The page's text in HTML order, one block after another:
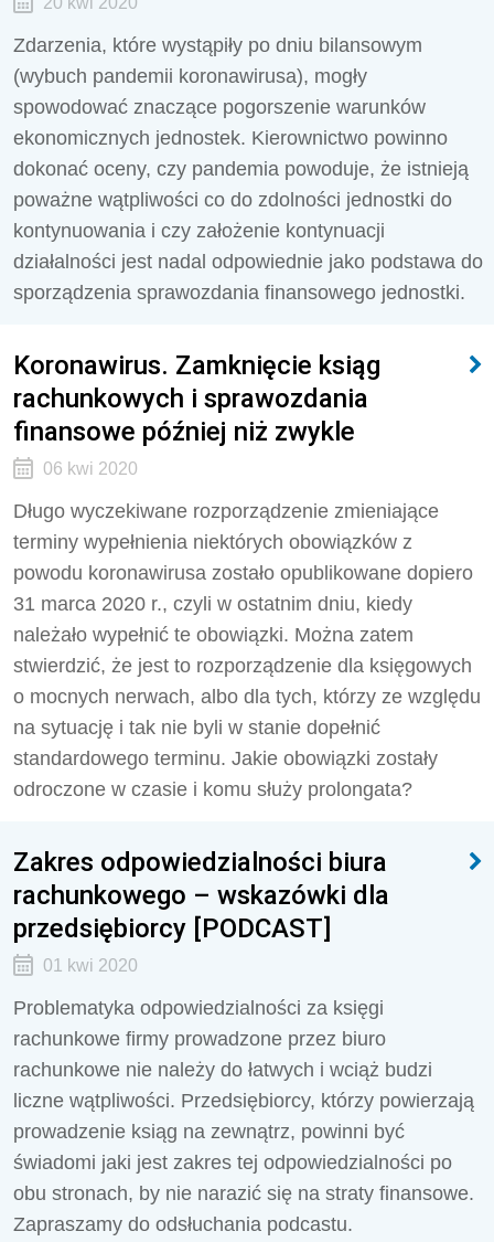
Zdarzenia, które wystąpiły po dniu bilansowym
(wybuch pandemii koronawirusa), mogły
spowodować znaczące pogorszenie warunków
ekonomicznych jednostek. Kierownictwo powinno
dokonać oceny, czy pandemia powoduje, że istnieją
poważne wątpliwości co do zdolności jednostki do
kontynuowania i czy założenie kontynuacji
działalności jest nadal odpowiednie jako podstawa do
sporządzenia sprawozdania finansowego jednostki.
Koronawirus. Zamknięcie ksiąg
rachunkowych i sprawozdania
finansowe później niż zwykle
06 kwi 2020
Długo wyczekiwane rozporządzenie zmieniające
terminy wypełnienia niektórych obowiązków z
powodu koronawirusa zostało opublikowane dopiero
31 marca 2020 r., czyli w ostatnim dniu, kiedy
należało wypełnić te obowiązki. Można zatem
stwierdzić, że jest to rozporządzenie dla księgowych
o mocnych nerwach, albo dla tych, którzy ze względu
na sytuację i tak nie byli w stanie dopełnić
standardowego terminu. Jakie obowiązki zostały
odroczone w czasie i komu służy prolongata?
Zakres odpowiedzialności biura
rachunkowego – wskazówki dla
przedsiębiorcy [PODCAST]
01 kwi 2020
Problematyka odpowiedzialności za księgi
rachunkowe firmy prowadzone przez biuro
rachunkowe nie należy do łatwych i wciąż budzi
liczne wątpliwości. Przedsiębiorcy, którzy powierzają
prowadzenie ksiąg na zewnątrz, powinni być
świadomi jaki jest zakres tej odpowiedzialności po
obu stronach, by nie narazić się na straty finansowe.
Zapraszamy do odsłuchania podcastu.